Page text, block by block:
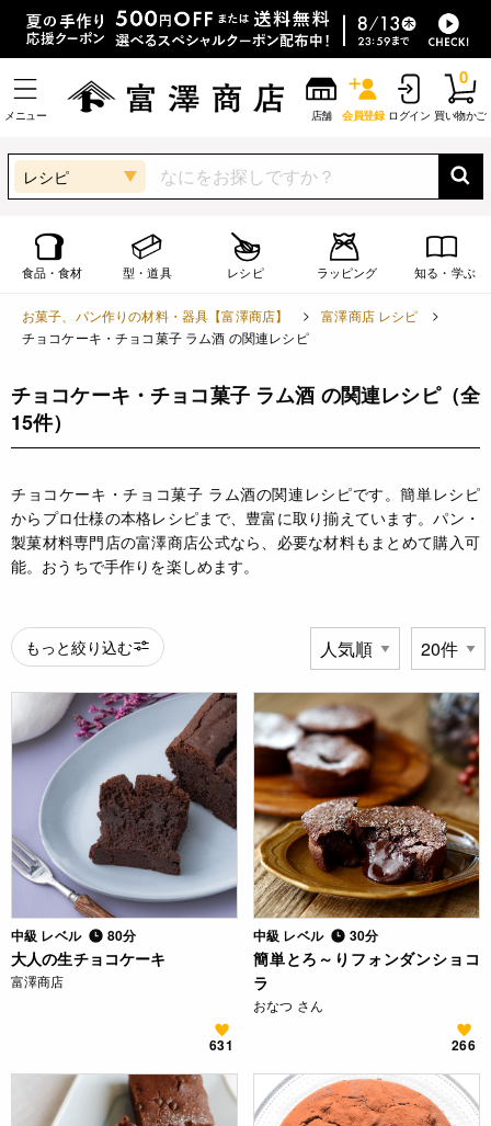
メニュー 店舗 会員登録 ログイン 買い物かご
0
レシピ
食品・食材 型・道具 レシピ ラッピング 知る・学ぶ
お菓子、パン作りの材料・器具【富澤商店】
富澤商店 レシピ
チョコケーキ・チョコ菓子 ラム酒 の関連レシピ
チョコケーキ・チョコ菓子 ラム酒 の関連レシピ（全
15件）
チョコケーキ・チョコ菓子 ラム酒の関連レシピです。簡単レシピ
からプロ仕様の本格レシピまで、豊富に取り揃えています。パン・
製菓材料専門店の富澤商店公式なら、必要な材料もまとめて購入可
能。おうちで手作りを楽しめます。
もっと絞り込む
中級 レベル 80分
大人の生チョコケーキ
富澤商店
631
中級 レベル 30分
簡単とろ～りフォンダンショコ
ラ
おなつ さん
266